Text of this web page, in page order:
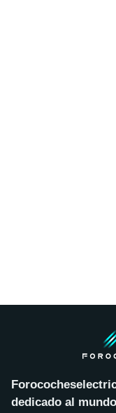
dedicado al